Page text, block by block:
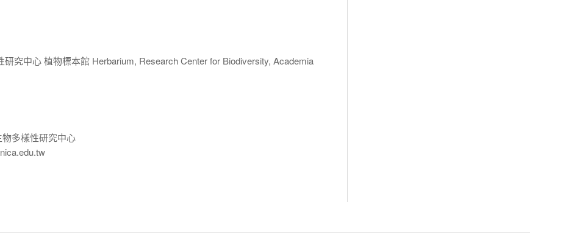
研究中心 植物標本館 Herbarium, Research Center for Biodiversity, Academia
多樣性研究中心